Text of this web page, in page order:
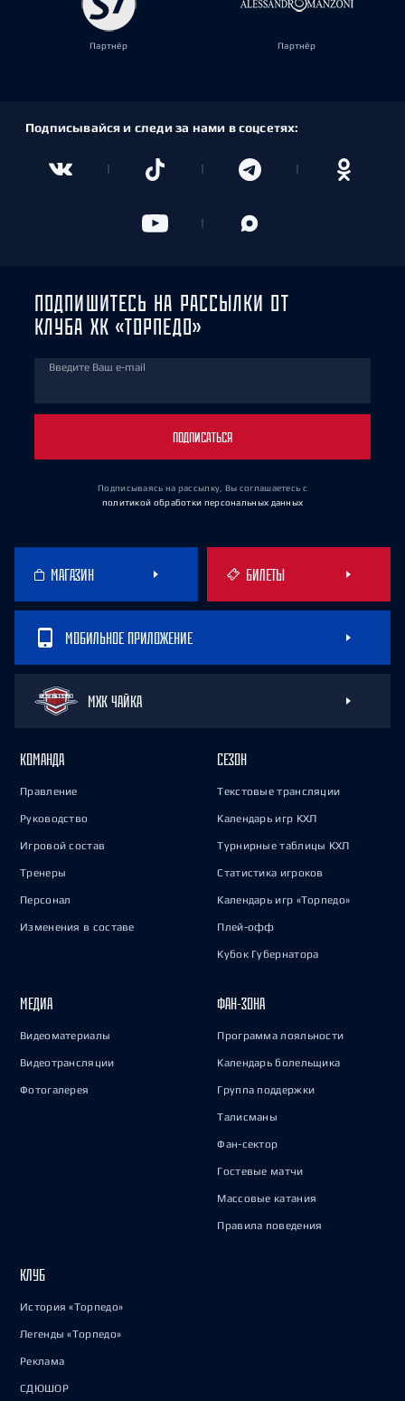
Партнёр Партнёр
Подписывайся и следи за нами в соцсетях:
ПОДПИШИТЕСЬ НА РАССЫЛКИ ОТ
КЛУБА ХК «ТОРПЕДО»
Введите Ваш e-mail
ПОДПИСАТЬСЯ
Подписываясь на рассылку, Вы соглашаетесь с
политикой обработки персональных данных
МАГАЗИН БИЛЕТЫ
МОБИЛЬНОЕ ПРИЛОЖЕНИЕ
МХК ЧАЙКА
КОМАНДА
Правление
Руководство
Игровой состав
Тренеры
Персонал
Изменения в составе
СЕЗОН
Текстовые трансляции
Календарь игр КХЛ
Турнирные таблицы КХЛ
Статистика игроков
Календарь игр «Торпедо»
Плей-офф
Кубок Губернатора
МЕДИА
Видеоматериалы
Видеотрансляции
Фотогалерея
ФАН-ЗОНА
Программа лояльности
Календарь болельщика
Группа поддержки
Талисманы
Фан-сектор
Гостевые матчи
Массовые катания
Правила поведения
КЛУБ
История «Торпедо»
Легенды «Торпедо»
Реклама
СДЮШОР